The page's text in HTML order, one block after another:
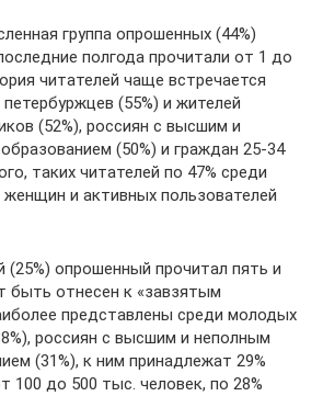
группа опрошенных (44%)
полгода прочитали от 1 до
читателей чаще встречается
(55%) и жителей
(52%), россиян с высшим и
(50%) и граждан 25-34
таких читателей по 47% среди
и активных пользователей
опрошенный прочитал пять и
быть отнесен к «завзятым
представлены среди молодых
россиян с высшим и неполным
(31%), к ним принадлежат 29%
100 до 500 тыс. человек, по 28%